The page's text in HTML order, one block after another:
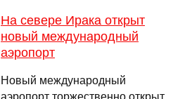
На севере Ирака открыт
новый международный
аэропорт
Новый международный
аэропорт торжественно открыт